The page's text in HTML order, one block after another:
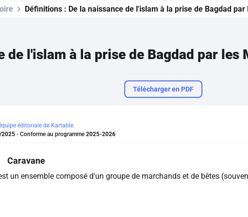
Définitions : De la naissance de l'islam à la prise de Bagdad
Télécharger en PDF
éditoriale de Kartable.
- Conforme au programme 2025-2026
Caravane
un ensemble composé d'un groupe de marchands et de bêtes